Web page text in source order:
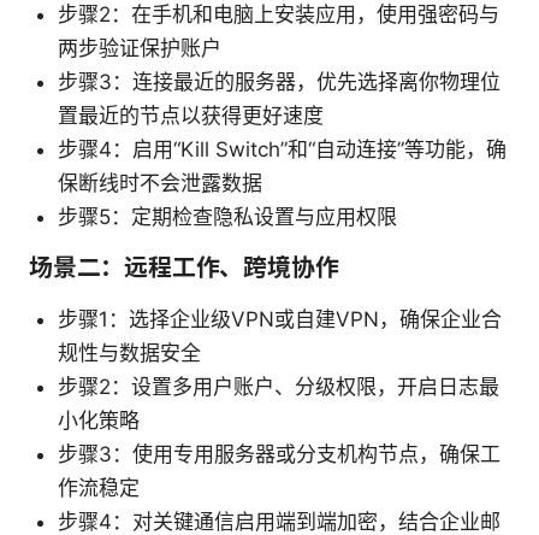
步骤2：在手机和电脑上安装应用，使用强密码与
两步验证保护账户
步骤3：连接最近的服务器，优先选择离你物理位
置最近的节点以获得更好速度
步骤4：启用“Kill Switch”和“自动连接”等功能，确
保断线时不会泄露数据
步骤5：定期检查隐私设置与应用权限
场景二：远程工作、跨境协作
步骤1：选择企业级VPN或自建VPN，确保企业合
规性与数据安全
步骤2：设置多用户账户、分级权限，开启日志最
小化策略
步骤3：使用专用服务器或分支机构节点，确保工
作流稳定
步骤4：对关键通信启用端到端加密，结合企业邮